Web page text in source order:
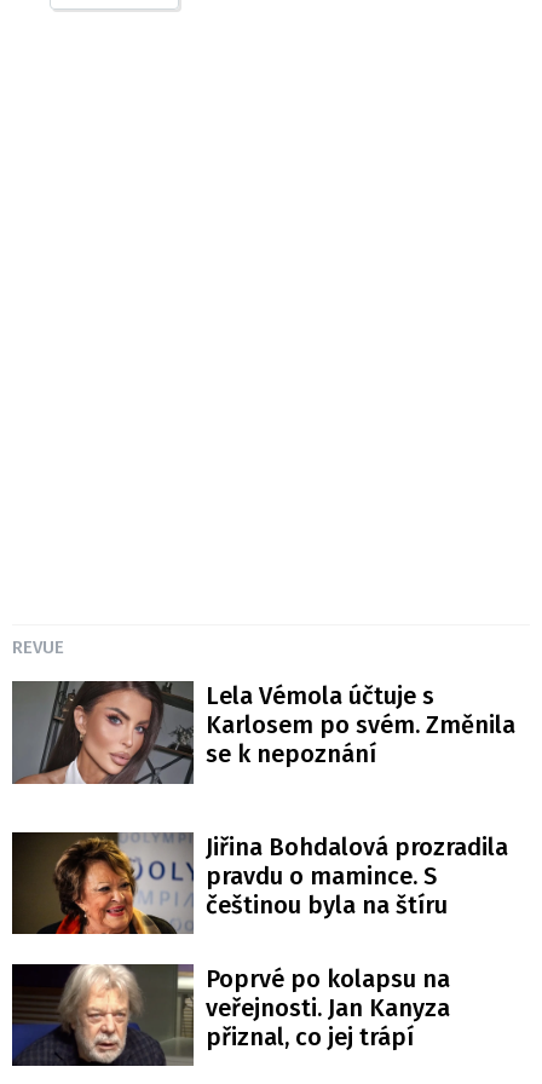
REVUE
Lela Vémola účtuje s
Karlosem po svém. Změnila
se k nepoznání
Jiřina Bohdalová prozradila
pravdu o mamince. S
češtinou byla na štíru
Poprvé po kolapsu na
veřejnosti. Jan Kanyza
přiznal, co jej trápí